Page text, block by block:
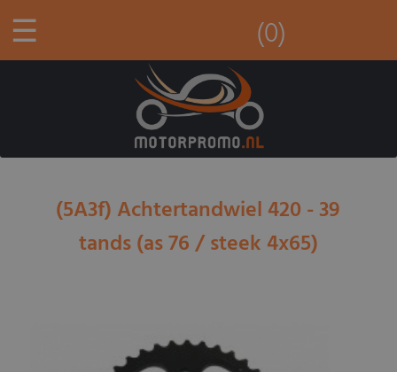
☰ (0)
(5A3f) Achtertandwiel 420 - 39
tands (as 76 / steek 4x65)